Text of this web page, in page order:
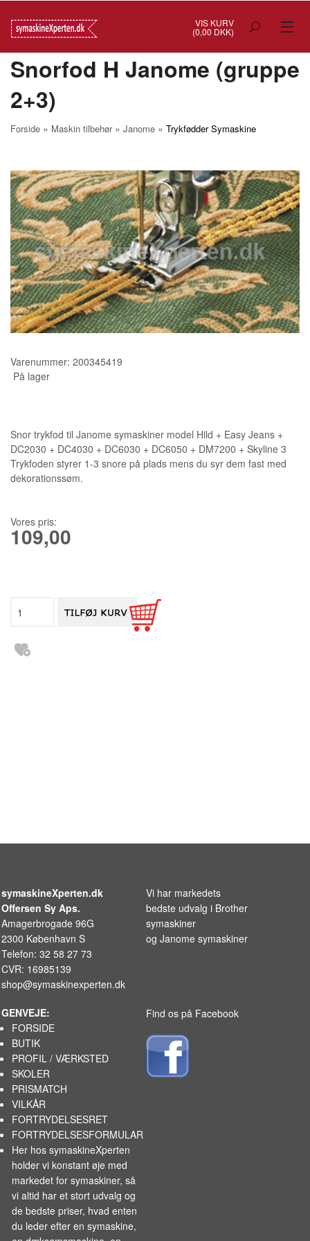
VIS KURV
(0,00 DKK)
TILBUD
SYMASKINER
BRODERIMASKINER
INDUSTRI
BRUGTE/DEMO
MASKIN TILBEHØR
SYTILBEHØR
KURSER
SCANNCUT
Snorfod H Janome (gruppe
2+3)
Forside » Maskin tilbehør» Janome » Trykfødder Symaskine
Varenummer: 200345419
På lager
Snor trykfod til Janome symaskiner model Hild + Easy Jeans +
DC2030 + DC4030 + DC6030 + DC6050 + DM7200 + Skyline 3
Trykfoden styrer 1-3 snore på plads mens du syr dem fast med
dekorationssøm.
Vores pris:
109,00
symaskineXperten.dk
Offersen Sy Aps.
Amagerbrogade 96G
2300 København S
Telefon: 32 58 27 73
CVR: 16985139
shop@symaskinexperten.dk
Vi har markedets
bedste udvalg i Brother
symaskiner
og Janome symaskiner
GENVEJE:
FORSIDE
BUTIK
PROFIL / VÆRKSTED
SKOLER
PRISMATCH
VILKÅR
FORTRYDELSESRET
FORTRYDELSESFORMULAR
Her hos symaskineXperten
holder vi konstant øje med
markedet forsymaskiner, så
vi altid har et stort udvalg og
de bedste priser, hvad enten
du leder efter en symaskine,
Find os på Facebook